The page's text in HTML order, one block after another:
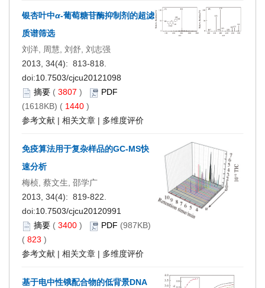
银杏叶中α-葡萄糖苷酶抑制剂的超滤
质谱筛选
刘洋, 周慧, 刘舒, 刘志强
2013, 34(4): 813-818.
doi:10.7503/cjcu20121098
摘要 ( 3807 )
PDF
(1618KB) ( 1440 )
参考文献 | 相关文章 | 多维度评价
免疫算法用于复杂样品的GC-MS快
速分析
梅桢, 蔡文生, 邵学广
2013, 34(4): 819-822.
doi:10.7503/cjcu20120991
摘要 ( 3400 ) PDF (987KB)
( 823 )
参考文献 | 相关文章 | 多维度评价
基于电中性锇配合物的低背景DNA